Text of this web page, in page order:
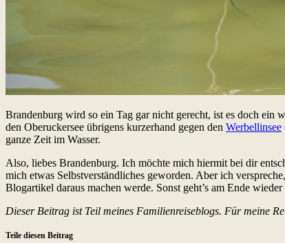
Brandenburg wird so ein Tag gar nicht gerecht, ist es doch ein
den Oberuckersee übrigens kurzerhand gegen den Werbellinsee
ganze Zeit im Wasser.
Also, liebes Brandenburg. Ich möchte mich hiermit bei dir
mich etwas Selbstverständliches geworden. Aber ich
Blogartikel daraus machen werde. Sonst geht’s am Ende
Dieser Beitrag ist Teil meines Familienreiseblogs. Für meine
Teile diesen Beitrag